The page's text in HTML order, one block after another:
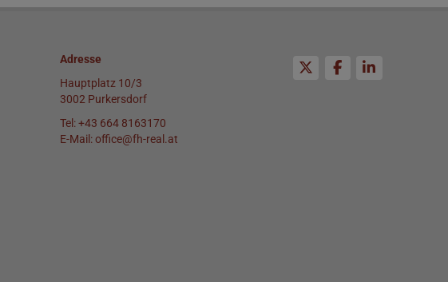
Adresse
Hauptplatz 10/3
3002 Purkersdorf
Tel:+43 664 8163170
E-Mail:office@fh-real.at